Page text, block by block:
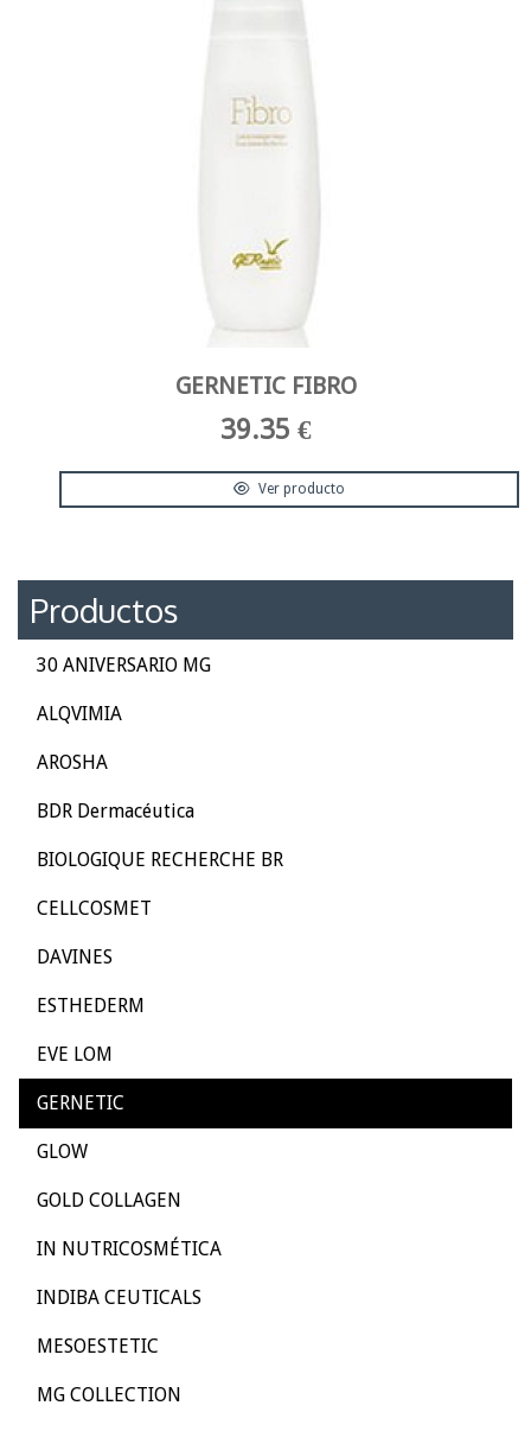
GERNETIC FIBRO
39.35 €
Ver producto
Productos
30 ANIVERSARIO MG
ALQVIMIA
AROSHA
BDR Dermacéutica
BIOLOGIQUE RECHERCHE BR
CELLCOSMET
DAVINES
ESTHEDERM
EVE LOM
GERNETIC
GLOW
GOLD COLLAGEN
IN NUTRICOSMÉTICA
INDIBA CEUTICALS
MESOESTETIC
MG COLLECTION